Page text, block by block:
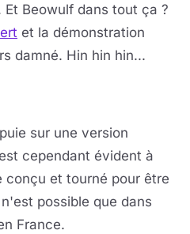
Et Beowulf dans tout ça ?
et la démonstration
damné. Hin hin hin...
sur une version
cependant évident à
conçu et tourné pour être
possible que dans
France.